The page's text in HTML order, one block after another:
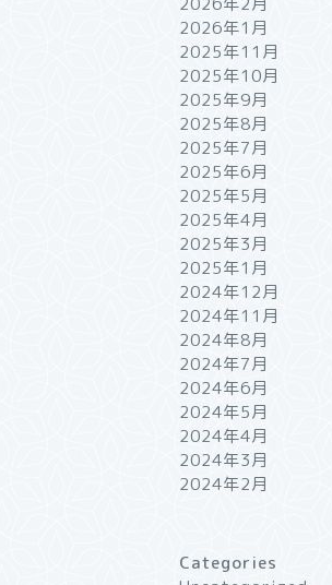
2026年1月
2025年11月
2025年10月
2025年9月
2025年8月
2025年7月
2025年6月
2025年5月
2025年4月
2025年3月
2025年1月
2024年12月
2024年11月
2024年8月
2024年7月
2024年6月
2024年5月
2024年4月
2024年3月
2024年2月
Categories